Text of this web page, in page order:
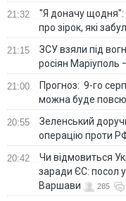
21:32
"Я доначу щодня":
про зірок, які
21:15
ЗСУ взяли під
росіян Маріуполь
21:00
Прогноз: 9-го
можна буде
20:55
Зеленський
операцію проти
20:42
Чи відмовиться
заради ЄС: посол
Варшави
285